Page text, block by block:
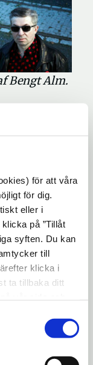
för att våra
för dig.
eller i
på ”Tillåt
syften. Du kan
till
klicka i
ta tillbaka ditt
används och
behandlar
Bengt Alm.
som spelat
har en
utser de
world".
låt
i
year"
är inte
du spelat